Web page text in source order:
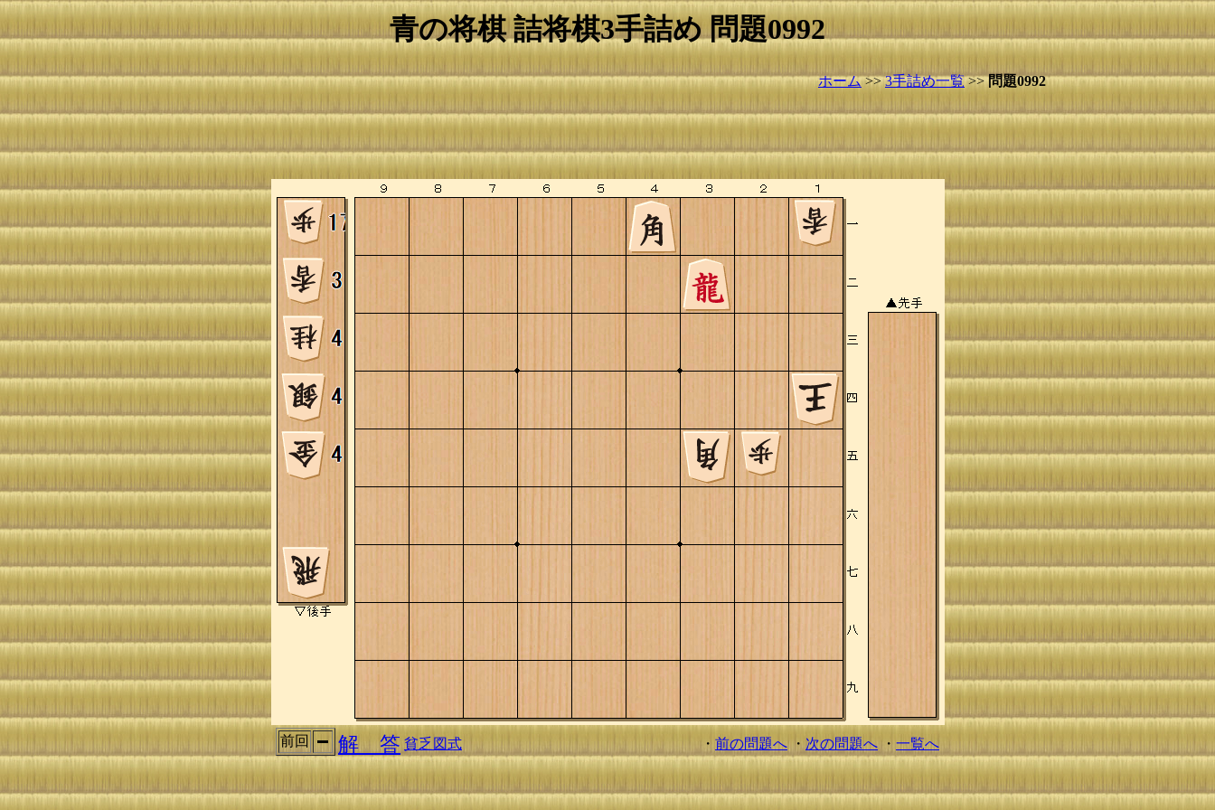
青の将棋 詰将棋3手詰め 問題0992
ホーム>>3手詰め一覧>>問題0992
前回 解 答 貧乏図式 ・ 前の問題へ・次の問題へ ・ 一覧へ